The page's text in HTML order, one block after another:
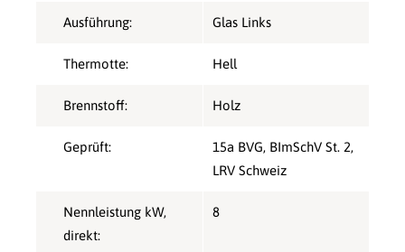
Ausführung: Glas Links
Thermotte: Hell
Brennstoff: Holz
Geprüft: 15a BVG, BImSchV St. 2,
LRV Schweiz
Nennleistung kW,
direkt:
8